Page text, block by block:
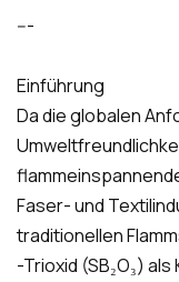
---
Einführung
Da die globalen
Faser- und
traditionellen
-Trioxid (SB₂O₃)